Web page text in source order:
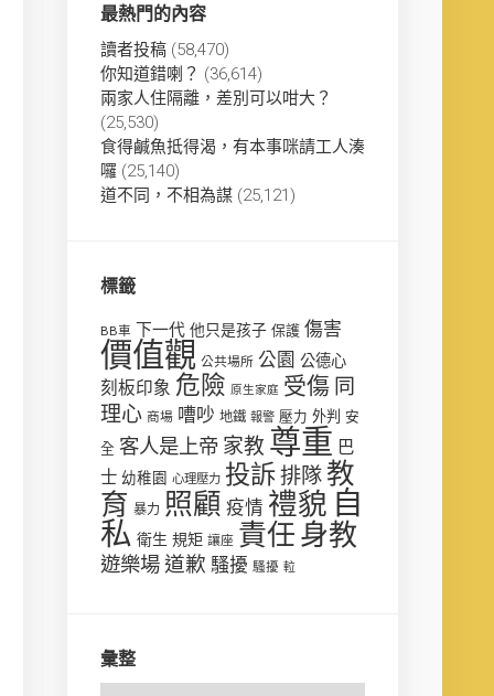
最熱門的內容
讀者投稿 (58,470)
你知道錯喇？ (36,614)
兩家人住隔離，差別可以咁大？
(25,530)
食得鹹魚抵得渴，有本事咪請工人湊
囉 (25,140)
道不同，不相為謀 (25,121)
標籤
BB車 下一代 他只是孩子 保護 傷害
價值觀 公共場所 公園 公德心
刻板印象 危險 原生家庭 受傷 同
理心 商場 嘈吵 地鐵 報警 壓力 外判 安
全 客人是上帝 家教 尊重 巴
士 幼稚園 心理壓力 投訴排隊 教
育 暴力 照顧 疫情 禮貌 自
私 衛生 規矩 讓座 責任 身教
遊樂場道歉 騷擾 騷擾 𨋢
彙整